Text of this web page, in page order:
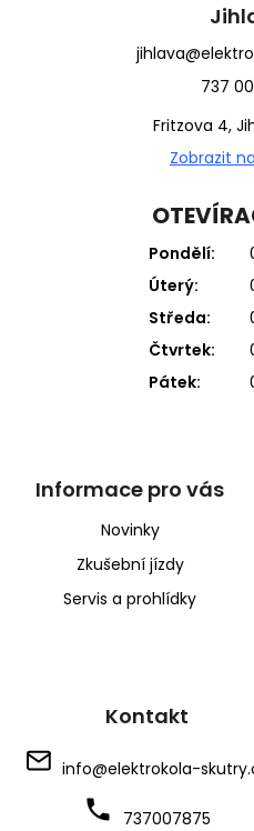
737
Fritzova 4,
Zobrazit
Pondělí:
Úterý:
Středa:
Čtvrtek:
Pátek:
Informace pro vás
Novinky
Zkušební jízdy
Servis a prohlídky
Kontakt
info@elektrokola-
737007875